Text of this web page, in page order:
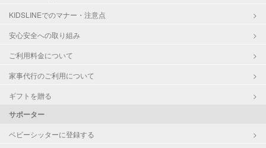
KIDSLINEでのマナー・注意点
安心安全への取り組み
ご利用料金について
家事代行のご利用について
ギフトを贈る
サポーター
ベビーシッターに登録する